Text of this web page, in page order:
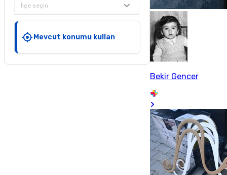
İlçe seçin
Mevcut konumu kullan
Bekir Gencer